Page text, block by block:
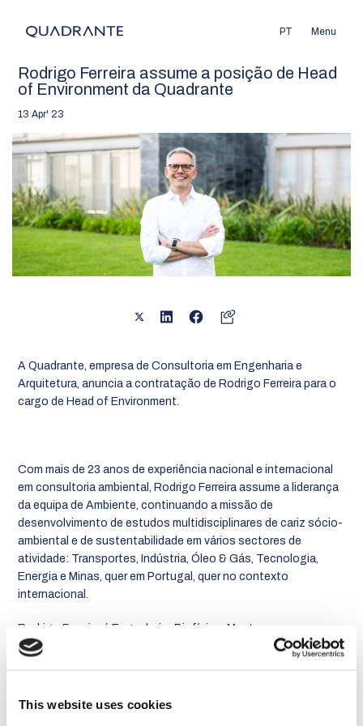
This website uses cookies
PT Menu
Rodrigo Ferreira assume a posição de Head
of Environment da Quadrante
13 Apr' 23
A Quadrante, empresa de Consultoria em Engenharia e
Arquitetura, anuncia a contratação de Rodrigo Ferreira para o
cargo de Head of Environment.
Com mais de 23 anos de experiência nacional e internacional
em consultoria ambiental, Rodrigo Ferreira assume a liderança
da equipa de Ambiente, continuando a missão de
desenvolvimento de estudos multidisciplinares de cariz sócio-
ambiental e de sustentabilidade em vários sectores de
atividade: Transportes, Indústria, Óleo & Gás, Tecnologia,
Energia e Minas, quer em Portugal, quer no contexto
internacional.
Rodrigo Ferreira é Engenheiro Biofísico, Mestre em
Conservação da Natureza e Doutorado em Gestão e
gestão de projetos e liderança técnica de equipas